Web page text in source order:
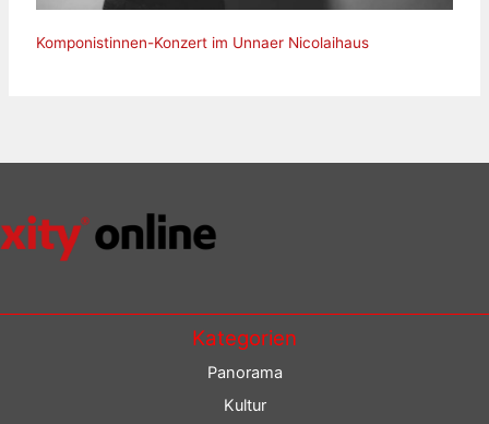
Komponistinnen-Konzert im Unnaer Nicolaihaus
Kategorien
Panorama
Kultur